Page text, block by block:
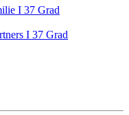
I 37 Grad
I 37 Grad